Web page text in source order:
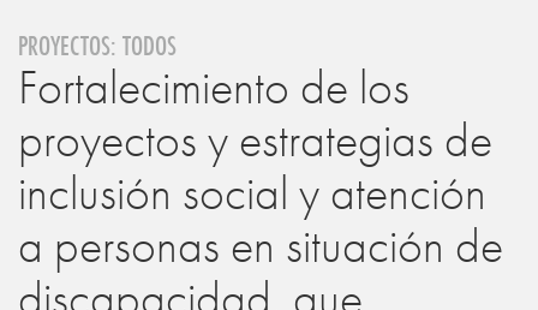
PROYECTOS: TODOS
Fortalecimiento de los
proyectos y estrategias de
inclusión social y atención
a personas en situación de